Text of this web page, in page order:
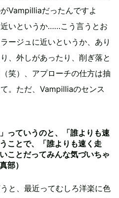
Vampilliaだったんですよ
いというか……こう言うとお
ージュに近いというか、あり
、外しがあったり、削ぎ落と
笑）、アプローチの仕方は抽
。ただ、Vampilliaのセンス
っていうのと、「誰よりも速
ことで、「誰よりも速く走
ことだってみんな気づいちゃ
部）
と、最近ってむしろ洋楽に色